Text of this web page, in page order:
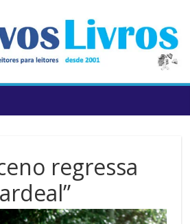
regressa